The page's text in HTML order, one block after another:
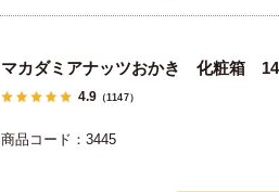
マカダミアナッツおかき 化粧箱
4.9（1147）
商品コード：3445